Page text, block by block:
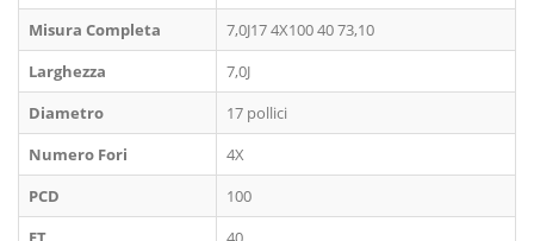
Misura Completa
7,0J17 4X100 40 73,10
Larghezza
7,0J
Diametro
17 pollici
Numero Fori
4X
PCD
100